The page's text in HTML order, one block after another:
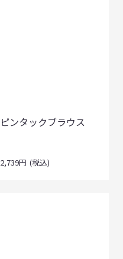
ピンタックブラウス
2,739円 (税込)